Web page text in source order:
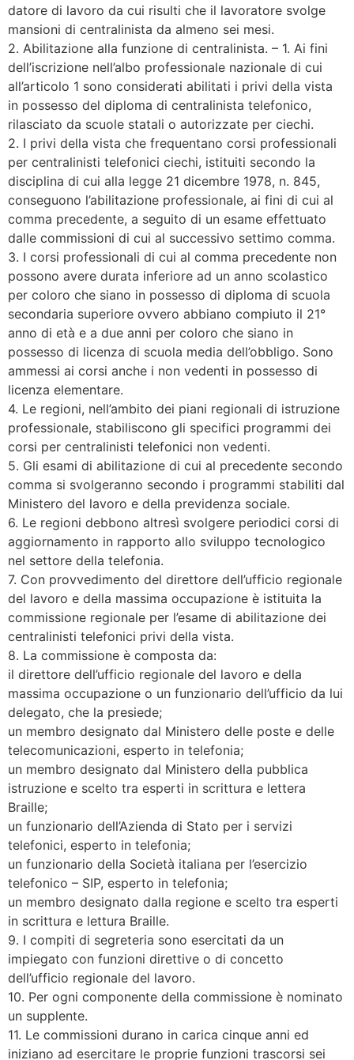
datore di lavoro da cui risulti che il lavoratore svolge
mansioni di centralinista da almeno sei mesi.
2. Abilitazione alla funzione di centralinista. – 1. Ai fini
dell’iscrizione nell’albo professionale nazionale di cui
all’articolo 1 sono considerati abilitati i privi della vista
in possesso del diploma di centralinista telefonico,
rilasciato da scuole statali o autorizzate per ciechi.
2. I privi della vista che frequentano corsi professionali
per centralinisti telefonici ciechi, istituiti secondo la
disciplina di cui alla legge 21 dicembre 1978, n. 845,
conseguono l’abilitazione professionale, ai fini di cui al
comma precedente, a seguito di un esame effettuato
dalle commissioni di cui al successivo settimo comma.
3. I corsi professionali di cui al comma precedente non
possono avere durata inferiore ad un anno scolastico
per coloro che siano in possesso di diploma di scuola
secondaria superiore ovvero abbiano compiuto il 21°
anno di età e a due anni per coloro che siano in
possesso di licenza di scuola media dell’obbligo. Sono
ammessi ai corsi anche i non vedenti in possesso di
licenza elementare.
4. Le regioni, nell’ambito dei piani regionali di istruzione
professionale, stabiliscono gli specifici programmi dei
corsi per centralinisti telefonici non vedenti.
5. Gli esami di abilitazione di cui al precedente secondo
comma si svolgeranno secondo i programmi stabiliti dal
Ministero del lavoro e della previdenza sociale.
6. Le regioni debbono altresì svolgere periodici corsi di
aggiornamento in rapporto allo sviluppo tecnologico
nel settore della telefonia.
7. Con provvedimento del direttore dell’ufficio regionale
del lavoro e della massima occupazione è istituita la
commissione regionale per l’esame di abilitazione dei
centralinisti telefonici privi della vista.
8. La commissione è composta da:
il direttore dell’ufficio regionale del lavoro e della
massima occupazione o un funzionario dell’ufficio da lui
delegato, che la presiede;
un membro designato dal Ministero delle poste e delle
telecomunicazioni, esperto in telefonia;
un membro designato dal Ministero della pubblica
istruzione e scelto tra esperti in scrittura e lettera
Braille;
un funzionario dell’Azienda di Stato per i servizi
telefonici, esperto in telefonia;
un funzionario della Società italiana per l’esercizio
telefonico – SIP, esperto in telefonia;
un membro designato dalla regione e scelto tra esperti
in scrittura e lettura Braille.
9. I compiti di segreteria sono esercitati da un
impiegato con funzioni direttive o di concetto
dell’ufficio regionale del lavoro.
10. Per ogni componente della commissione è nominato
un supplente.
11. Le commissioni durano in carica cinque anni ed
iniziano ad esercitare le proprie funzioni trascorsi sei